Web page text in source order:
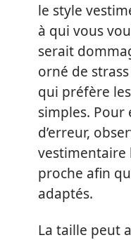
le style
à qui vous
serait
orné de
qui préfère
simples. Pour
d’erreur,
vestimentaire
proche afin
adaptés.
La taille peut